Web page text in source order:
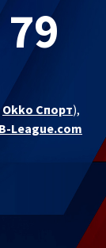
79
Okko Спорт),
League.com